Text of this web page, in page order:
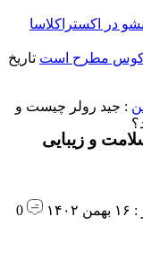
در اکستراکلاسا
مطرح است تاریخ
: جید رولر چیست و
و زیبایی
0